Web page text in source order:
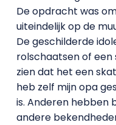
De opdracht was
uiteindelijk op de
De geschilderde
rolschaatsen of
zien dat het een
heb zelf mijn opa
is. Anderen hebben
andere